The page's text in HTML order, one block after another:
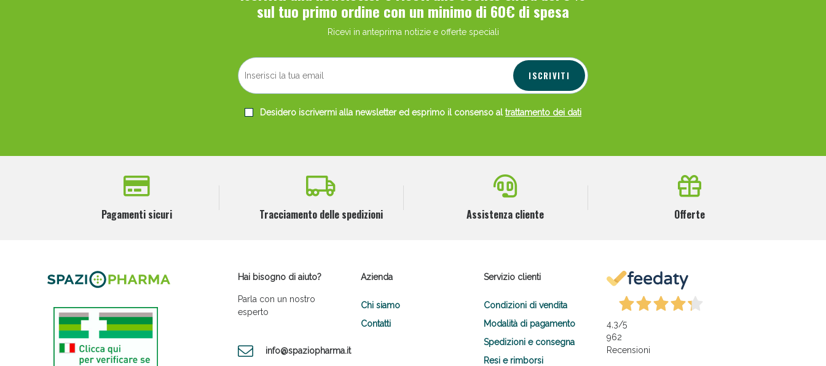
sul tuo primo ordine con un minimo di 60€ di spesa
Ricevi in anteprima notizie e offerte speciali
ISCRIVITI
Desidero iscrivermi alla newsletter ed esprimo il consenso al trattamento dei dati
Pagamenti sicuri Tracciamento delle spedizioni Assistenza cliente Offerte
Hai bisogno di aiuto?
Parla con un nostro
esperto
info@spaziopharma.it
Azienda
Chi siamo
Contatti
Servizio clienti
Condizioni di vendita
Modalità di pagamento
Spedizioni e consegna
Resi e rimborsi
4,3/5
962
Recensioni
Scopri le offerte di Oggi